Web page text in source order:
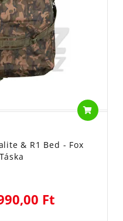
& R1 Bed - Fox
Ft